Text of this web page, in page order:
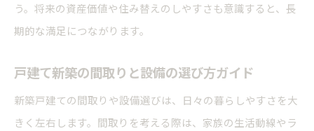
う。将来の資産価値や住み替えのしやすさも意識すると、長
期的な満足につながります。
戸建て新築の間取りと設備の選び方ガイド
新築戸建ての間取りや設備選びは、日々の暮らしやすさを大
きく左右します。間取りを考える際は、家族の生活動線やラ